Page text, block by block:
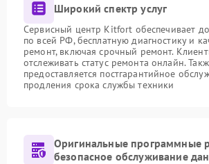
Широкий спектр услуг
Сервисный центр Kitfort обеспечивает
по всей РФ, бесплатную диагностику и
ремонт, включая срочный ремонт.
отслеживать статус ремонта онлайн.
предоставляется постгарантийное
продления срока службы техники
Оригинальные программные
безопасное обслуживание